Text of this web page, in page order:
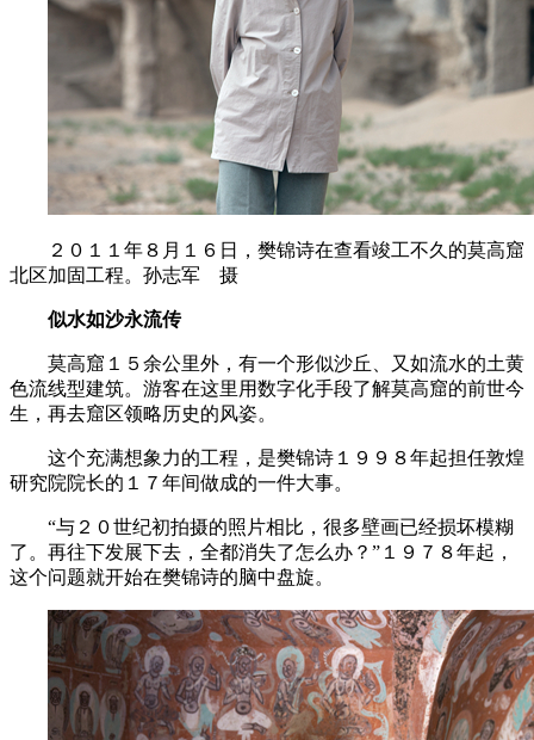
２０１１年８月１６日，樊锦诗在查看竣工不久的莫高窟
北区加固工程。孙志军 摄
似水如沙永流传
莫高窟１５余公里外，有一个形似沙丘、又如流水的土黄
色流线型建筑。游客在这里用数字化手段了解莫高窟的前世今
生，再去窟区领略历史的风姿。
这个充满想象力的工程，是樊锦诗１９９８年起担任敦煌
研究院院长的１７年间做成的一件大事。
“与２０世纪初拍摄的照片相比，很多壁画已经损坏模糊
了。再往下发展下去，全都消失了怎么办？”１９７８年起，
这个问题就开始在樊锦诗的脑中盘旋。